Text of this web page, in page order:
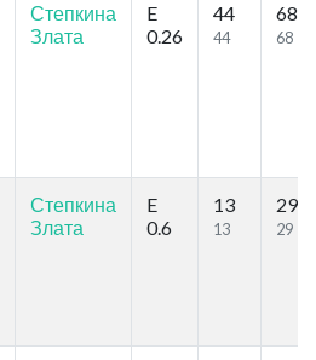
Степкина
Злата
E
0.26
44
44
68
68
Степкина
Злата
E
0.6
13
13
29
29